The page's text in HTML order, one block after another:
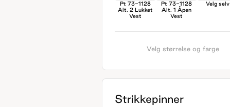
Pt 73-1128
Alt. 2 Lukket
Vest
Pt 73-1128
Alt. 1 Åpen
Vest
Velg selv
Velg størrelse og farge
Strikkepinner